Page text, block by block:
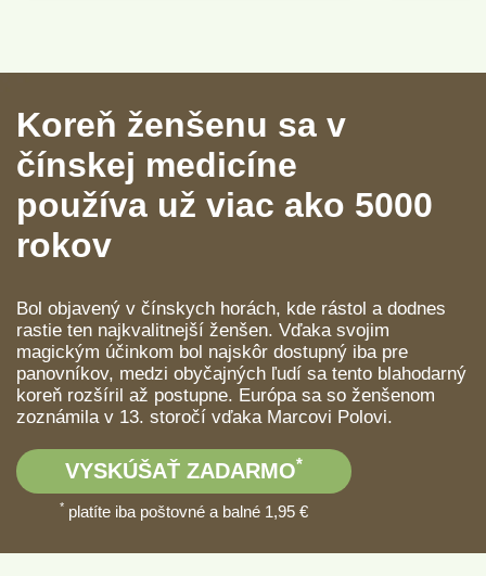
Koreň ženšenu sa v
čínskej medicíne
používa už viac ako 5000
rokov
Bol objavený v čínskych horách, kde rástol a dodnes
rastie ten najkvalitnejší ženšen. Vďaka svojim
magickým účinkom bol najskôr dostupný iba pre
panovníkov, medzi obyčajných ľudí sa tento blahodarný
koreň rozšíril až postupne. Európa sa so ženšenom
zoznámila v 13. storočí vďaka Marcovi Polovi.
VYSKÚŠAŤ ZADARMO*
* platíte iba poštovné a balné 1,95 €